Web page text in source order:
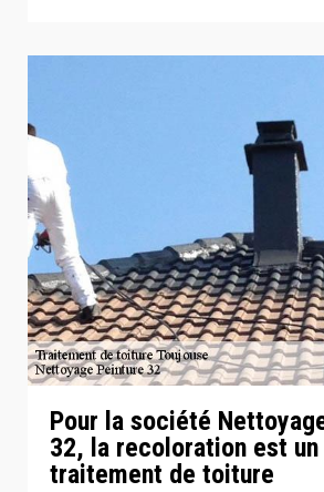
Pour la société
32, la recoloration est
traitement de toiture